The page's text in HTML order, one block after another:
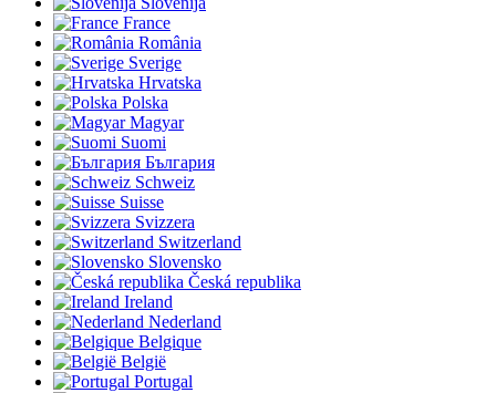
France
România
Sverige
Hrvatska
Polska
Magyar
Suomi
България
Schweiz
Suisse
Svizzera
Switzerland
Slovensko
Česká republika
Ireland
Nederland
Belgique
België
Portugal